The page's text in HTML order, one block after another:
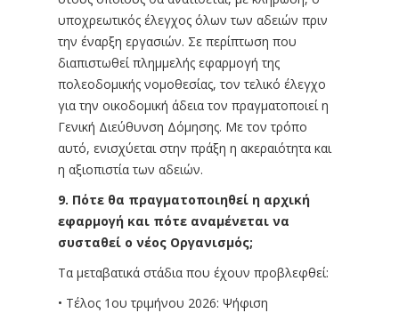
υποχρεωτικός έλεγχος όλων των αδειών πριν
την έναρξη εργασιών. Σε περίπτωση που
διαπιστωθεί πλημμελής εφαρμογή της
πολεοδομικής νομοθεσίας, τον τελικό έλεγχο
για την οικοδομική άδεια τον πραγματοποιεί η
Γενική Διεύθυνση Δόμησης. Με τον τρόπο
αυτό, ενισχύεται στην πράξη η ακεραιότητα και
η αξιοπιστία των αδειών.
9. Πότε θα πραγματοποιηθεί η αρχική
εφαρμογή και πότε αναμένεται να
συσταθεί ο νέος Οργανισμός;
Τα μεταβατικά στάδια που έχουν προβλεφθεί:
• Τέλος 1ου τριμήνου 2026: Ψήφιση